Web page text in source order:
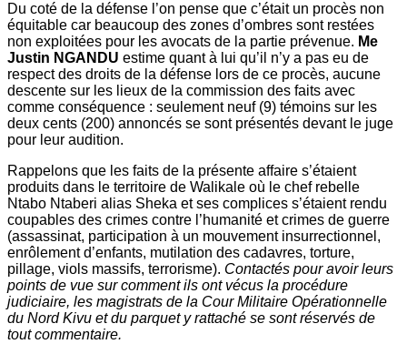
Du coté de la défense l’on pense que c’était un procès non
équitable car beaucoup des zones d’ombres sont restées
non exploitées pour les avocats de la partie prévenue. Me
Justin NGANDU estime quant à lui qu’il n’y a pas eu de
respect des droits de la défense lors de ce procès, aucune
descente sur les lieux de la commission des faits avec
comme conséquence : seulement neuf (9) témoins sur les
deux cents (200) annoncés se sont présentés devant le juge
pour leur audition.
Rappelons que les faits de la présente affaire s’étaient
produits dans le territoire de Walikale où le chef rebelle
Ntabo Ntaberi alias Sheka et ses complices s’étaient rendu
coupables des crimes contre l’humanité et crimes de guerre
(assassinat, participation à un mouvement insurrectionnel,
enrôlement d’enfants, mutilation des cadavres, torture,
pillage, viols massifs, terrorisme). Contactés pour avoir leurs
points de vue sur comment ils ont vécus la procédure
judiciaire, les magistrats de la Cour Militaire Opérationnelle
du Nord Kivu et du parquet y rattaché se sont réservés de
tout commentaire.